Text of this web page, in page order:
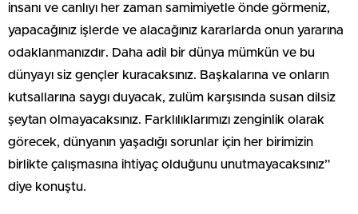
insanı ve canlıyı her zaman samimiyetle önde görmeniz,
yapacağınız işlerde ve alacağınız kararlarda onun yararına
odaklanmanızdır. Daha adil bir dünya mümkün ve bu
dünyayı siz gençler kuracaksınız. Başkalarına ve onların
kutsallarına saygı duyacak, zulüm karşısında susan dilsiz
şeytan olmayacaksınız. Farklılıklarımızı zenginlik olarak
görecek, dünyanın yaşadığı sorunlar için her birimizin
birlikte çalışmasına ihtiyaç olduğunu unutmayacaksınız”
diye konuştu.